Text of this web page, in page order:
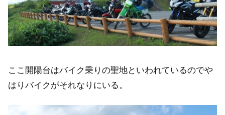
ここ開陽台はバイク乗りの聖地といわれているのでや
はりバイクがそれなりにいる。